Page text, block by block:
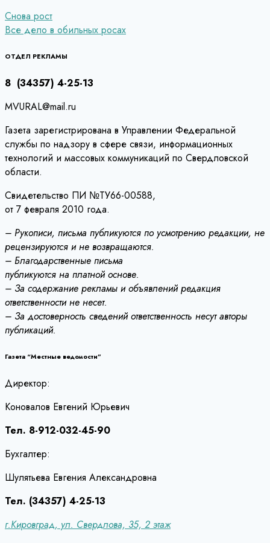
Навигация
по
записям
Снова рост
Все дело в обильных росах
ОТДЕЛ РЕКЛАМЫ
8 (34357) 4-25-13
MVURAL@mail.ru
Газета зарегистрирована в Управлении Федеральной
службы по надзору в сфере связи, информационных
технологий и массовых коммуникаций по Свердловской
области.
Свидетельство ПИ №ТУ66-00588,
от 7 февраля 2010 года.
– Рукописи, письма публикуются по усмотрению редакции, не
рецензируются и не возвращаются.
– Благодарственные письма
публикуются на платной основе.
– За содержание рекламы и объявлений редакция
ответственности не несет.
– За достоверность сведений ответственность несут авторы
публикаций.
Газета “Местные ведомости”
Директор:
Коновалов Евгений Юрьевич
Тел. 8-912-032-45-90
Бухгалтер:
Шулятьева Евгения Александровна
Тел. (34357) 4-25-13
г.Кировград, ул. Свердлова, 35, 2 этаж